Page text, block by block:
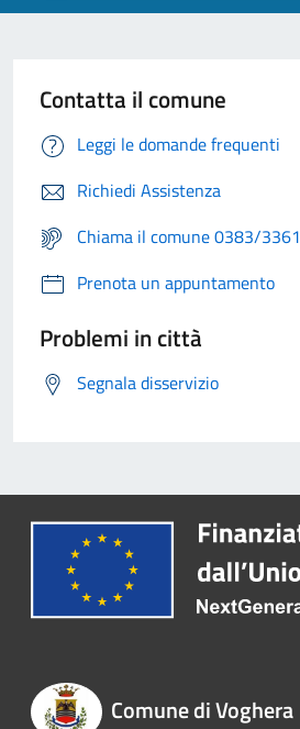
Contatta il comune
Leggi le domande frequenti
Richiedi Assistenza
Chiama il comune 0383/3361
Prenota un appuntamento
Problemi in città
Segnala disservizio
Comune di Voghera